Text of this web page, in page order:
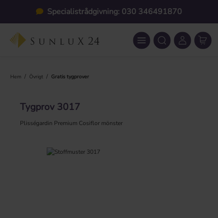
Hoppa till huvudinnehållSpecialistrådgivning: 030 346491870
Hem / Övrigt / Gratis tygprover
Tygprov 3017
Plisségardin Premium Cosiflor mönster
Hoppa över bildgalleri